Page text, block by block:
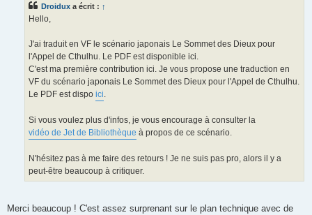
Droidux a écrit : ↑
Hello,
J'ai traduit en VF le scénario japonais Le Sommet des Dieux pour
l'Appel de Cthulhu. Le PDF est disponible ici.
C'est ma première contribution ici. Je vous propose une traduction en
VF du scénario japonais Le Sommet des Dieux pour l'Appel de Cthulhu.
Le PDF est dispo ici.
Si vous voulez plus d'infos, je vous encourage à consulter la
vidéo de Jet de Bibliothèque à propos de ce scénario.
N'hésitez pas à me faire des retours ! Je ne suis pas pro, alors il y a
peut-être beaucoup à critiquer.
Merci beaucoup ! C'est assez surprenant sur le plan technique avec de